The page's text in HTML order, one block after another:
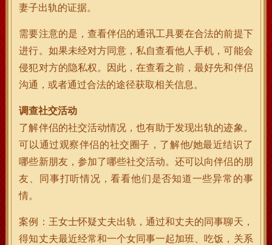
妻子出轨的证据。
需要注意的是，查看伴侣的通讯工具要在合法的前提下
进行。如果未经对方同意，私自查看他人手机，可能会
侵犯对方的隐私权。因此，在查看之前，最好先和伴侣
沟通，或者通过合法的途径获取相关信息。
调查社交活动
了解伴侣的社交活动情况，也有助于发现出轨的迹象。
可以通过观察伴侣的社交圈子，了解他/她最近结识了
哪些新朋友，参加了哪些社交活动。还可以向伴侣的朋
友、同事打听情况，看看他们是否知道一些异常的事
情。
案例：王女士怀疑丈夫出轨，通过和丈夫的同事聊天，
得知丈夫最近经常和一个女同事一起加班、吃饭，关系